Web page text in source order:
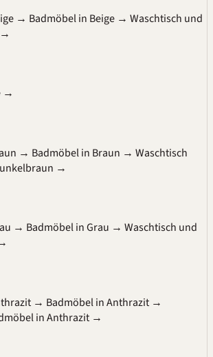
→ Badmöbel in Beige → Waschtisch und
→
→
→ Badmöbel in Braun → Waschtisch
→
→ Badmöbel in Grau → Waschtisch und
→ Badmöbel in Anthrazit →
in Anthrazit →